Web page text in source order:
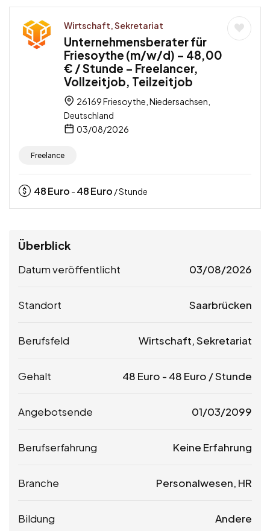
Wirtschaft, Sekretariat
Unternehmensberater für
Friesoythe (m/w/d) – 48,00
€ / Stunde – Freelancer,
Vollzeitjob, Teilzeitjob
26169 Friesoythe, Niedersachsen,
Deutschland
03/08/2026
Freelance
48Euro - 48Euro / Stunde
Überblick
Datum veröffentlicht 03/08/2026
Standort Saarbrücken
Berufsfeld Wirtschaft, Sekretariat
Gehalt 48 Euro - 48 Euro / Stunde
Angebotsende 01/03/2099
Berufserfahrung Keine Erfahrung
Branche Personalwesen, HR
Bildung Andere